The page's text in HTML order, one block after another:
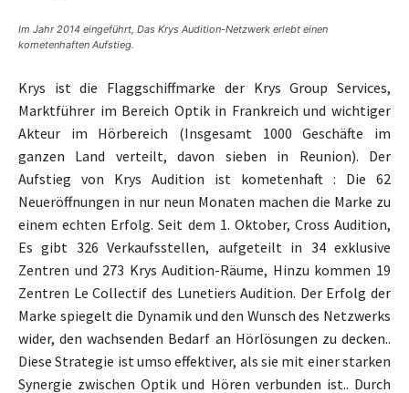
Im Jahr 2014 eingeführt, Das Krys Audition-Netzwerk erlebt einen
kometenhaften Aufstieg.
Krys ist die Flaggschiffmarke der Krys Group Services,
Marktführer im Bereich Optik in Frankreich und wichtiger
Akteur im Hörbereich (Insgesamt 1000 Geschäfte im
ganzen Land verteilt, davon sieben in Reunion). Der
Aufstieg von Krys Audition ist kometenhaft : Die 62
Neueröffnungen in nur neun Monaten machen die Marke zu
einem echten Erfolg. Seit dem 1. Oktober, Cross Audition,
Es gibt 326 Verkaufsstellen, aufgeteilt in 34 exklusive
Zentren und 273 Krys Audition-Räume, Hinzu kommen 19
Zentren Le Collectif des Lunetiers Audition. Der Erfolg der
Marke spiegelt die Dynamik und den Wunsch des Netzwerks
wider, den wachsenden Bedarf an Hörlösungen zu decken..
Diese Strategie ist umso effektiver, als sie mit einer starken
Synergie zwischen Optik und Hören verbunden ist.. Durch